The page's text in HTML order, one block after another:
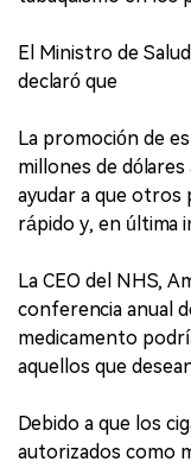
El Ministro de
declaró que
La promoción de
millones de
ayudar a que
rápido y, en última
La CEO del NHS,
conferencia anual
medicamento
aquellos que
Debido a que los
autorizados como